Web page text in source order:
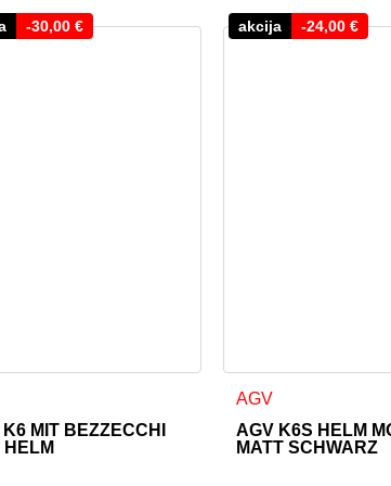
Die Optionen können auf der Produktseite
-30,00 €
MIT BEZZECCHI
HELM
Produkt weist mehrere Varianten auf. Die
akcija -24,00 €
AGV
AGV K6S HELM
MATT SCHWARZ
Dieses Produkt